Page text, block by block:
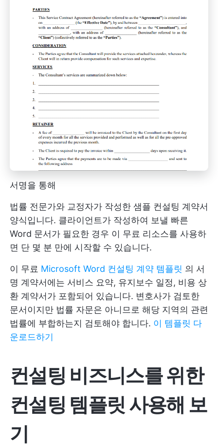
서명을 통해
법률 전문가와 교정자가 작성한 샘플 컨설팅 계약서
양식입니다. 클라이언트가 작성하여 보낼 빠른
Word 문서가 필요한 경우 이 무료 리소스를 사용하
면 단 몇 분 만에 시작할 수 있습니다.
이 무료 Microsoft Word 컨설팅 계약 템플릿 의 서
명 계약서에는 서비스 요약, 유지보수 일정, 비용 상
환 계약서가 포함되어 있습니다. 변호사가 검토한
문서이지만 법률 자문은 아니므로 해당 지역의 관련
법률에 부합하는지 검토해야 합니다. 이 템플릿 다
운로드하기
컨설팅 비즈니스를 위한
컨설팅 템플릿 사용해 보
기